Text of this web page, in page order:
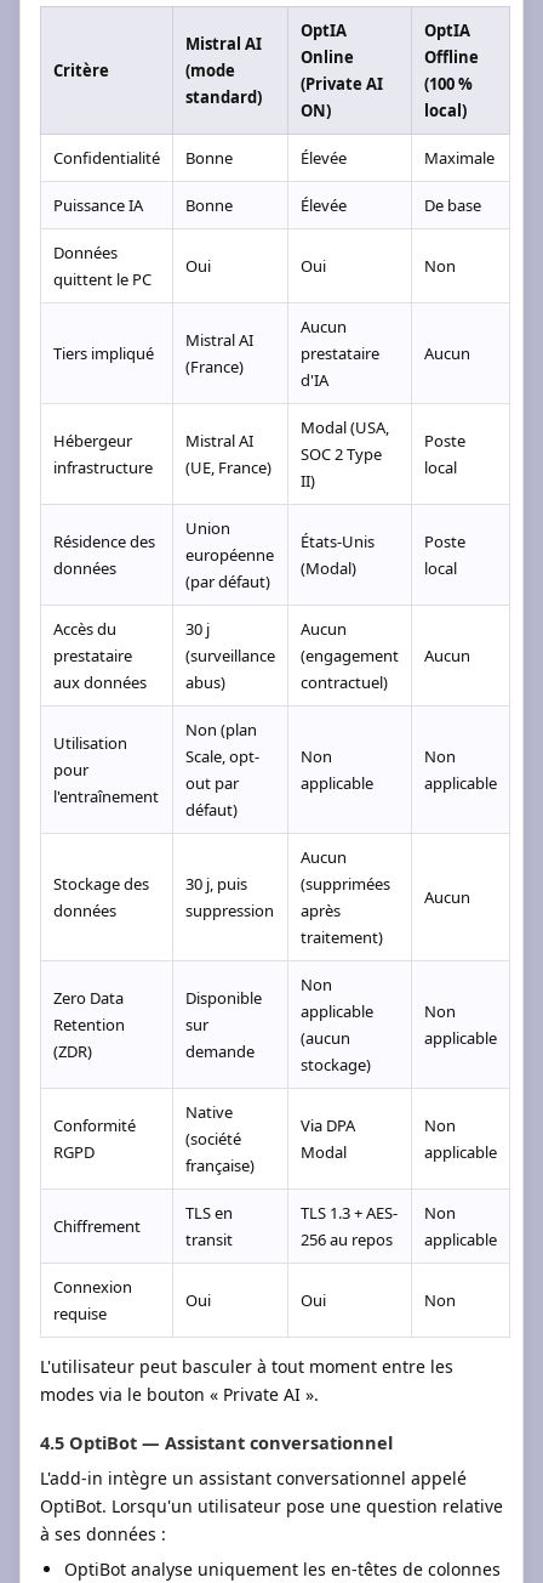
Critère
Mistral AI
(mode
standard)
OptIA
Online
(Private AI
ON)
OptIA
Offline
(100 %
local)
Confidentialité Bonne Élevée Maximale
Puissance IA Bonne Élevée De base
Données
quittent le PC
Oui Oui Non
Tiers impliqué
Mistral AI
(France)
Aucun
prestataire
d'IA
Aucun
Hébergeur
infrastructure
Mistral AI
(UE, France)
Modal (USA,
SOC 2 Type
II)
Poste
local
Résidence des
données
Union
européenne
(par défaut)
États-Unis
(Modal)
Poste
local
Accès du
prestataire
aux données
30 j
(surveillance
abus)
Aucun
(engagement
contractuel)
Aucun
Utilisation
pour
l'entraînement
Non (plan
Scale, opt-
out par
défaut)
Non
applicable
Non
applicable
Stockage des
données
30 j, puis
suppression
Aucun
(supprimées
après
traitement)
Aucun
Zero Data
Retention
(ZDR)
Disponible
sur
demande
Non
applicable
(aucun
stockage)
Non
applicable
Conformité
RGPD
Native
(société
française)
Via DPA
Modal
Non
applicable
Chiffrement
TLS en
transit
TLS 1.3 + AES-
256 au repos
Non
applicable
Connexion
requise
Oui Oui Non
L'utilisateur peut basculer à tout moment entre les
modes via le bouton « Private AI ».
4.5 OptiBot — Assistant conversationnel
L'add-in intègre un assistant conversationnel appelé
OptiBot. Lorsqu'un utilisateur pose une question relative
à ses données :
OptiBot analyse uniquement les en-têtes de colonnes